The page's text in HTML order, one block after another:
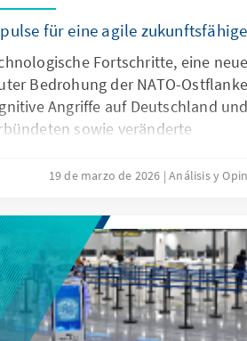
für eine agile
Fortschritte, eine
Bedrohung der NATO-
Angriffe auf Deutschland
sowie veränderte
vor neue
Entwicklungen, sondern
Dafür bedarf es einer KI-
Herausforderungen
die Möglichkeiten von KI nach
aktiv nutzt, um effizient
19 de marzo de 2026 Análisis y